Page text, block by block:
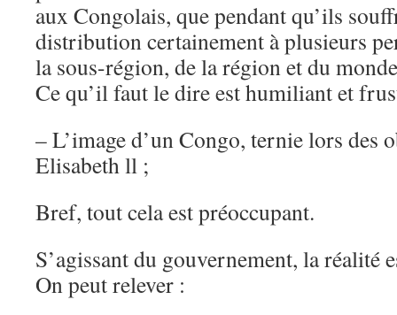
aux Congolais, que pendant qu’ils
distribution certainement à plusieurs
la sous-région, de la région et du
Ce qu’il faut le dire est humiliant et
– L’image d’un Congo, ternie lors des
Elisabeth ll ;
Bref, tout cela est préoccupant.
S’agissant du gouvernement, la réalité
On peut relever :